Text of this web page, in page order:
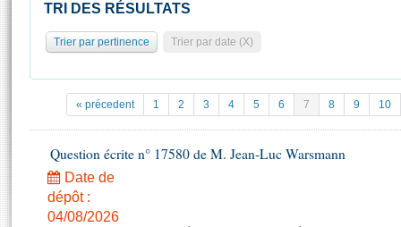
Pétitions
Projets de loi
Propositions de loi
Amendements
Textes adoptés
Statistiques et chiffres clés
Documents de référence
( Constitution | Règlement de l'Assemblée ... )
Histoire
Juniors
La Bibliothèque
Contacts et plan d'accès
Photos libres de droit
TRI DES RÉSULTATS
Trier par pertinence Trier par date (X)
« précedent 1 2 3 4 5 6 7 8 9 10
Question écrite n° 17580 de M. Jean-Luc Warsmann
Date de
dépôt :
04/08/2026